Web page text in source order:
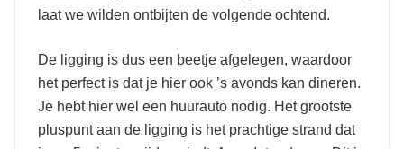
laat we wilden ontbijten de volgende ochtend.
De ligging is dus een beetje afgelegen, waardoor
het perfect is dat je hier ook ’s avonds kan dineren.
Je hebt hier wel een huurauto nodig. Het grootste
pluspunt aan de ligging is het prachtige strand dat